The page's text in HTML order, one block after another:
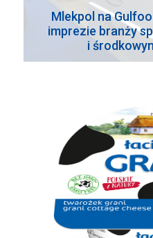
Mlekpol na
imprezie branży
i